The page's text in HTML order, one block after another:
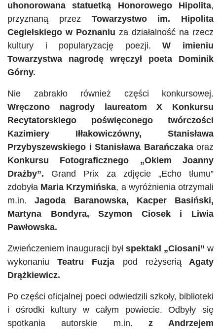
uhonorowana statuetką Honorowego Hipolita,
przyznaną przez Towarzystwo im. Hipolita
Cegielskiego w Poznaniu za działalność na rzecz
kultury i popularyzację poezji.W imieniu
Towarzystwa nagrodę wręczył poeta Dominik
Górny.
Nie zabrakło również części konkursowej.
Wręczono nagrody laureatom X Konkursu
Recytatorskiego poświęconego twórczości
Kazimiery Iłłakowiczówny, Stanisława
Przybyszewskiego i Stanisława Barańczakaoraz
Konkursu Fotograficznego „Okiem Joanny
Drażby”. Grand Prix za zdjęcie „Echo tłumu”
zdobyła Maria Krzymińska, a wyróżnienia otrzymali
m.in.Jagoda Baranowska, Kacper Basiński,
Martyna Bondyra, Szymon Ciosek i Liwia
Pawłowska.
Zwieńczeniem inauguracji był spektakl „Ciosani” w
wykonaniuTeatru Fuzja pod reżyseriąAgaty
Drążkiewicz.
Po części oficjalnej poeci odwiedzili szkoły, biblioteki
i ośrodki kultury w całym powiecie. Odbyły się
spotkania autorskie m.in. z Andrzejem